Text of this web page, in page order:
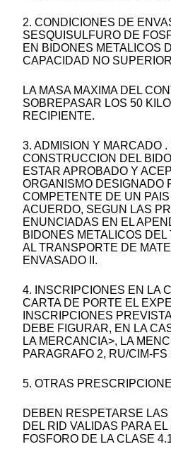
2. CONDICIONES DE
SESQUISULFURO DE
EN BIDONES METALICOS
CAPACIDAD NO
LA MASA MAXIMA DEL
SOBREPASAR LOS 50
RECIPIENTE.
3. ADMISION Y MARCADO .
CONSTRUCCION DEL
ESTAR APROBADO Y
ORGANISMO DESIGNADO
COMPETENTE DE UN
ACUERDO, SEGUN LAS
ENUNCIADAS EN EL
BIDONES METALICOS
AL TRANSPORTE DE
ENVASADO II.
4. INSCRIPCIONES EN LA
CARTA DE PORTE EL
INSCRIPCIONES
DEBE FIGURAR, EN LA
LA MERCANCIA>, LA
PARAGRAFO 2, RU/CIM-FS
5. OTRAS
DEBEN RESPETARSE
DEL RID VALIDAS PARA
FOSFORO DE LA CLASE